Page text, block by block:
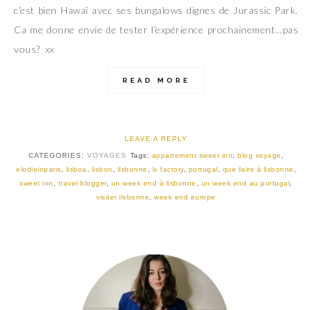
c’est bien Hawaï avec ses bungalows dignes de Jurassic Park.
Ca me donne envie de tester l’expérience prochainement…pas
vous? xx
READ MORE
LEAVE A REPLY
CATEGORIES: VOYAGES Tags: appartement sweet inn ,blog voyage
elodieinparis
lisboa lisbon lisbonne lx factory, portugal que faire à lisbonne
sweet inn
travel blogger, un week end à lisbonne un week end au portugal
visiter lisbonne
,week end europe